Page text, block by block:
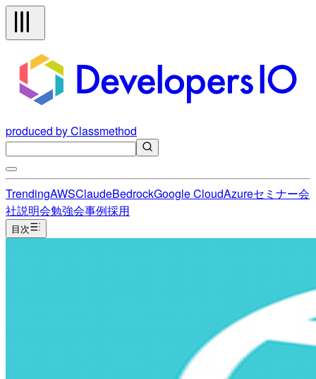
produced by Classmethod
TrendingAWSClaudeBedrockGoogle CloudAzureセミナー会
社説明会勉強会事例採用
目次